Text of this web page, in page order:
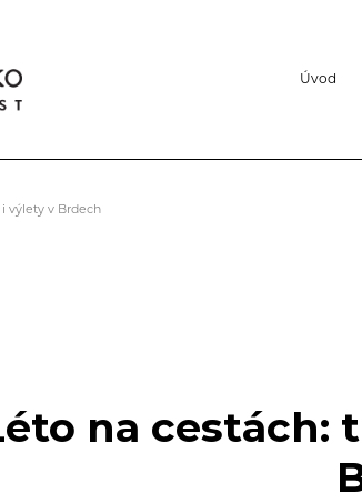
Úvod
výlety v Brdech
na cestách: